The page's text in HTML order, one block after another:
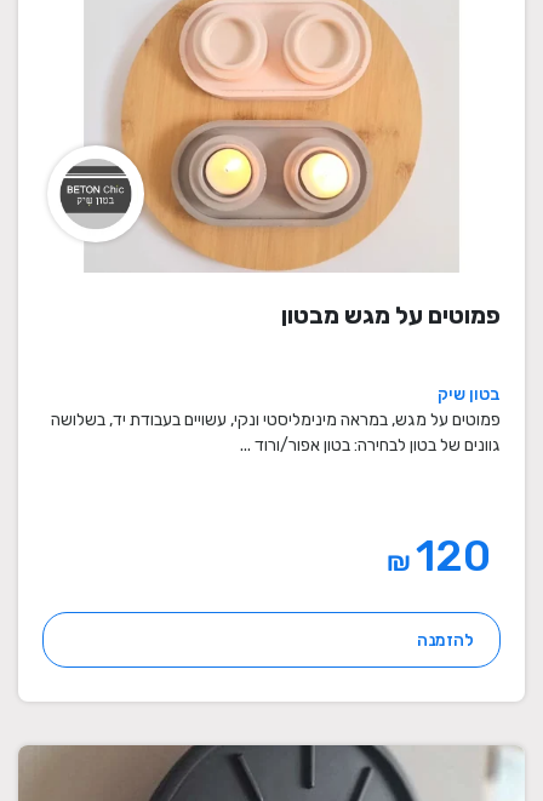
פמוטים על מגש מבטון
בטון שיק
פמוטים על מגש, במראה מינימליסטי ונקי, עשויים בעבודת יד, בשלושה
גוונים של בטון לבחירה: בטון אפור/ורוד ...
₪
להזמנה